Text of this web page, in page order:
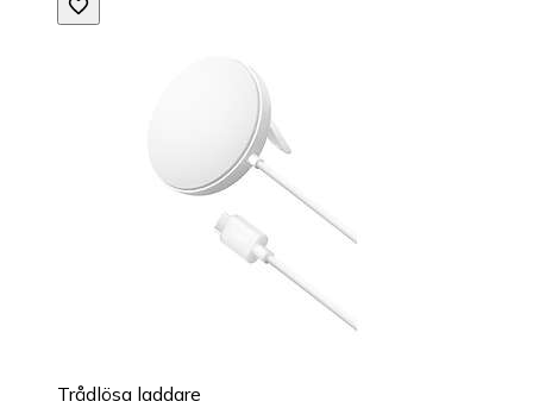
Trådlösa laddare